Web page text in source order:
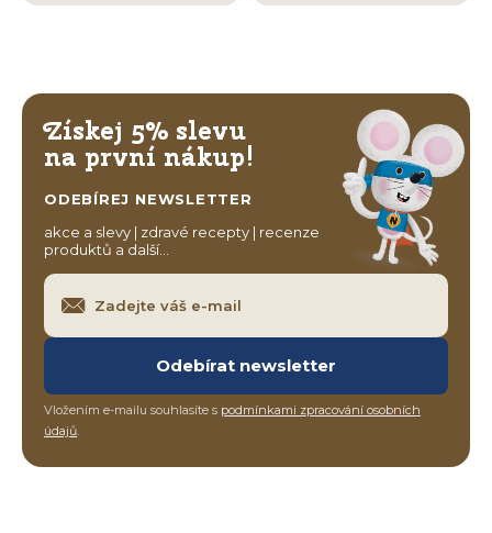
Získej 5% slevu
na první nákup!
ODEBÍREJ NEWSLETTER
akce a slevy | zdravé recepty | recenze
produktů a další…
Odebírat newsletter
Vložením e-mailu souhlasíte s podmínkami zpracování osobních
údajů.